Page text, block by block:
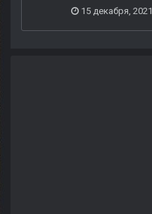
15 декабря, 2021